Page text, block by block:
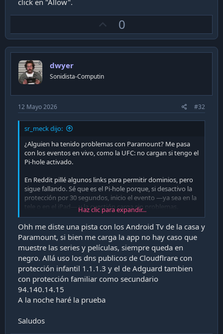
p
v
0
dwyer
Sonidista-Computin
12 Mayo 2026 #32
sr_meck dijo:
¿Alguien ha tenido problemas con Paramount? Me pasa
con los eventos en vivo, como la UFC: no cargan si tengo el
Pi-hole activado.
En Reddit pillé algunos links para permitir dominios, pero
sigue fallando. Sé que es el Pi-hole porque, si desactivo la
protección por 30 segundos, inicio el evento —ya sea en la
tele o en el iPad— y la cuestión carga sin problemas.
Después de eso, vuelvo a activar la protección y no pasa
Saludos
Haz clic para expandir...
Ohh me diste una pista con los Android Tv de la casa y
Paramount, si bien me carga la app no hay caso que
muestre las series y películas, siempre queda en
negro. Allá uso los dns publicos de Cloudflrare con
protección infantil 1.1.1.3 y el de Adguard tambien
con protección familiar como secundario
94.140.14.15
A la noche haré la prueba
Saludos